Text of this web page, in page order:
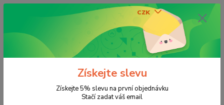
CZK
0 Kč
Získejte slevu
Získejte 5% slevu na první objednávku
Stačí zadat váš email